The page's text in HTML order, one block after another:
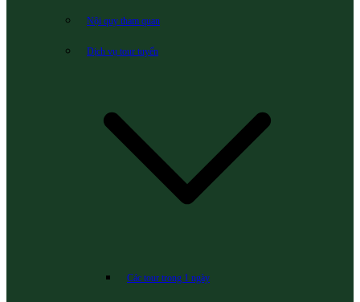
Nội quy tham quan
Dịch vụ tour tuyến
Các tour trong 1 ngày